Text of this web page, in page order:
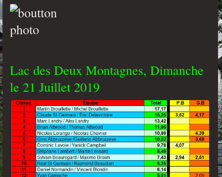
Lac des Deux Montagnes, Dimanche
le 21 Juillet 2019